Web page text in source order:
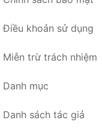
Điều khoản sử dụng
Miễn trừ trách nhiệm
Danh mục
Danh sách tác giả